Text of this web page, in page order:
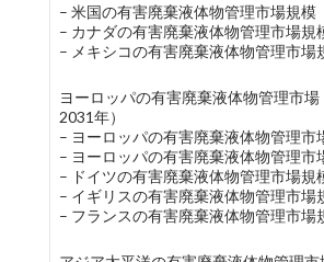
– 米国の有害廃棄液体物管理市場規模
– カナダの有害廃棄液体物管理市場規
– メキシコの有害廃棄液体物管理市場
ヨーロッパの有害廃棄液体物管理市場
2031年）
– ヨーロッパの有害廃棄液体物管理市
– ヨーロッパの有害廃棄液体物管理市
– ドイツの有害廃棄液体物管理市場規
– イギリスの有害廃棄液体物管理市場
– フランスの有害廃棄液体物管理市場